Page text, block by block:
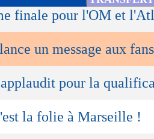
finale pour l'OM et
un message aux fans
pour la
la folie à Marseille !